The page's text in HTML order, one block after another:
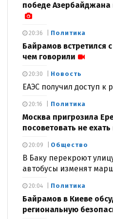
победе Азербайджана
Политика
Байрамов встретился
чем говорили
20:36
Новость
ЕАЭС получил доступ к
20:30
Политика
Москва пригрозила
посоветовать не
20:16
Общество
В Баку перекроют
автобусы изменят
20:09
Политика
Байрамов в Киеве
региональную
20:04